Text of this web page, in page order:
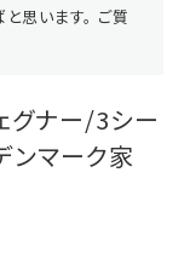
思います。 ご質
グナー/3シー
ンマーク家